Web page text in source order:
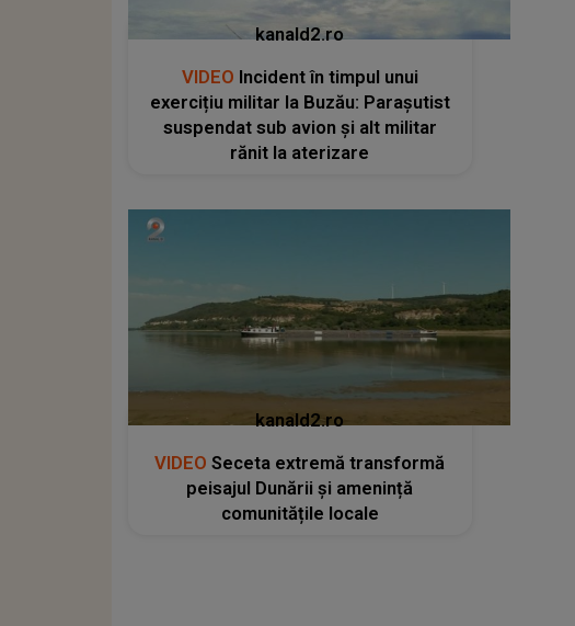
kanald2.ro
VIDEO Incident în timpul unui
exercițiu militar la Buzău: Parașutist
suspendat sub avion și alt militar
rănit la aterizare
kanald2.ro
VIDEO Seceta extremă transformă
peisajul Dunării și amenință
comunitățile locale